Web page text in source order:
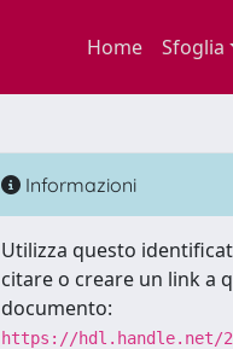
Home Sfoglia
Informazioni
Utilizza questo
citare o creare un link a
documento:
https://hdl.handle.net/